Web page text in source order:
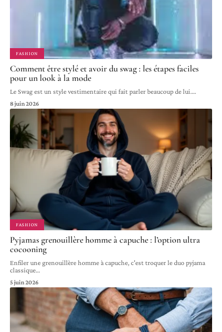
FASHION
Comment être stylé et avoir du swag : les étapes faciles
pour un look à la mode
Le Swag est un style vestimentaire qui fait parler beaucoup de lui.…
8 juin 2026
FASHION
Pyjamas grenouillère homme à capuche : l’option ultra
cocooning
Enfiler une grenouillère homme à capuche, c'est troquer le duo pyjama
classique…
5 juin 2026